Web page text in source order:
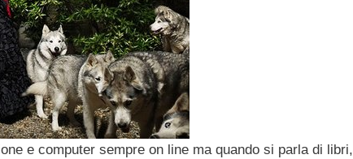
e computer sempre on line ma quando si parla di libri,